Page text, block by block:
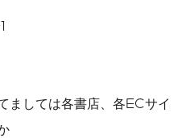
ましては各書店、各ECサイ